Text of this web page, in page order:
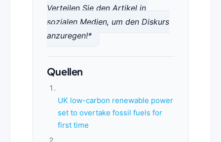
Verteilen Sie den Artikel in
sozialen Medien, um den Diskurs
anzuregen!*
Quellen
UK low-carbon renewable power
set to overtake fossil fuels for
first time